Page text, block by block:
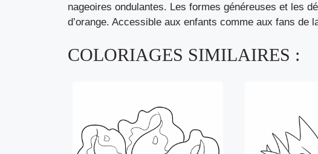
nageoires ondulantes. Les formes généreuses et les
d’orange. Accessible aux enfants comme aux fans
COLORIAGES SIMILAIRES :